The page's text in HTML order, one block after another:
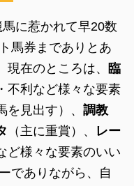
に惹かれて早20数
馬券までありとあ
在のところは、 臨
不利など様々な要素
見出す）、 調教
（主に重賞）、 レー
ど様々な要素のいい
でありながら、自